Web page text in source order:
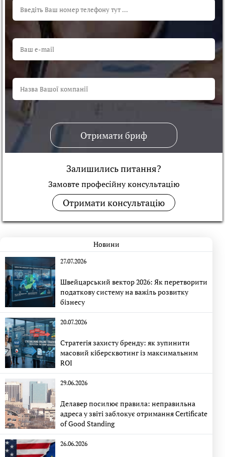
Отримати бриф
Залишились питання?
Замовте професійну консультацiю
Отримати консультацію
Новини
27.07.2026
Швейцарський вектор 2026: Як перетворити
податкову систему на важіль розвитку
бізнесу
20.07.2026
Стратегія захисту бренду: як зупинити
масовий кіберсквотинг із максимальним
ROI
29.06.2026
Делавер посилює правила: неправильна
адреса у звіті заблокує отримання Certificate
of Good Standing
26.06.2026